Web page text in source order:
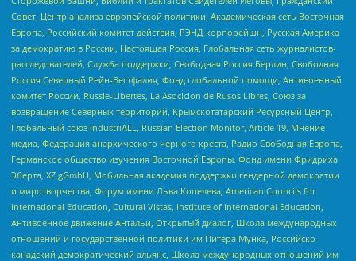
Совет, Центр анализа европейской политики, Академическая сеть Восточная
Европа, Российский комитет действия, РЭНД корпорейшн, Русская Америка
за демократию в России, Настоящая Россия, Глобальная сеть журналистов-
расследователей, Служба поддержки, Свободная Россия Берлин, Свободная
Россия Северный Рейн-Вестфалия, Фонд глобальной помощи, Антивоенный
комитет России, Russie-Libertes, La Asocicion de Rusos Libres, Союз за
возвращение Северных территорий, Крымскотатарский Ресурсный Центр,
Глобальный союз IndustriALL, Russian Election Monitor, Article 19, Мнение
медиа, Федерация анархического черного креста, Радио Свободная Европа,
Германское общество изучения Восточной Европы, Фонд имени Фридриха
Эберта, XZ gGmbH, Мобильная академия поддержки гендерной демократии
и миротворчества, Форум имени Льва Копелева, American Councils for
International Education, Cultural Vistas, Institute of International Education,
Антивоенное движение Антальи, Открытый диалог, Школа международных
отношений и государственной политики им Питера Мунка, Российско-
канадский демократический альянс, Школа международных отношений им